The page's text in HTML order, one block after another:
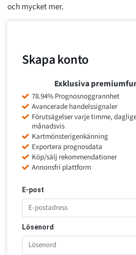
och mycket mer.
Skapa konto
E-post
Lösenord
Exklusiva
78.94% Prognosnoggrannhet
Avancerade handelssignaler
Förutsägelser varje timme,
månadsvis
Kartmönsterigenkänning
Exportera prognosdata
Köp/sälj rekommendationer
Annonsfri plattform